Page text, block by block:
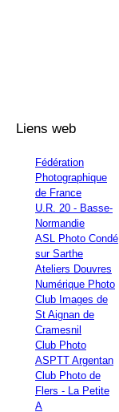
Liens web
Fédération
Photographique
de France
U.R. 20 - Basse-
Normandie
ASL Photo Condé
sur Sarthe
Ateliers Douvres
Numérique Photo
Club Images de
St Aignan de
Cramesnil
Club Photo
ASPTT Argentan
Club Photo de
Flers - La Petite
A